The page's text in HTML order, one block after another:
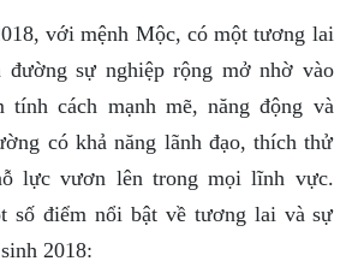
với mệnh Mộc, có một tương lai
đường sự nghiệp rộng mở nhờ vào
tính cách mạnh mẽ, năng động và
có khả năng lãnh đạo, thích thử
lực vươn lên trong mọi lĩnh vực.
số điểm nổi bật về tương lai và sự
2018: